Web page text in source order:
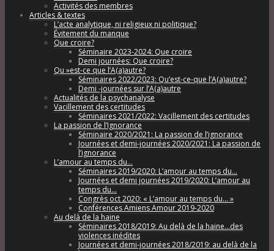
Activités des membres
Articles & textes
L’acte analytique, ni religieux ni politique?
Évitement du manque
Que croire?
Séminaire 2023-2024: Que croire
Demi journées: Que croire?
Qu »est-ce que l’A(a)autre?
Séminaires 2022/2023: Qu’est-ce-que l’A(a)autre?
Demi -journées sur l’A(a)autre
Actualités de la psychanalyse
Vacillement des certitudes
Séminaires 2021/2022: Vacillement des certitudes
La passion de l’Ignorance
Séminaire 2020/2021: La passion de l’ignorance
Journées et demi-journées 2020/2021: La passion de
l’ignorance
L’amour au temps du…
Séminaires 2019/2020: L’amour au temps du…
Journées et demi journées 2019/2020: L’amour au
temps du…
Congrès oct 2020: « L’amour au temps du… »
Conférences Amiens Amour 2019-2020
Au delà de la haine
Séminaires 2018/2019: Au delà de la haine…des
violences inédites
Journées et demi-journées 2018/2019: au delà de la